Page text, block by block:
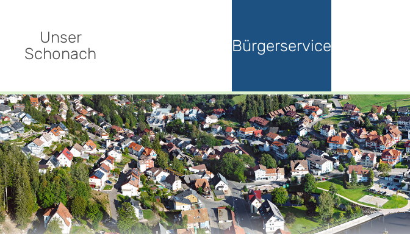
Unser
Schonach
Bürgerservice